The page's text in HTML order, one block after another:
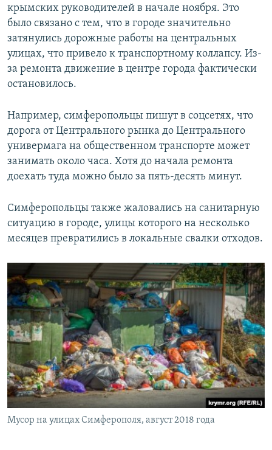
крымских руководителей в начале ноября. Это
было связано с тем, что в городе значительно
затянулись дорожные работы на центральных
улицах, что привело к транспортному коллапсу. Из-
за ремонта движение в центре города фактически
остановилось.
Например, симферопольцы пишут в соцсетях, что
дорога от Центрального рынка до Центрального
универмага на общественном транспорте может
занимать около часа. Хотя до начала ремонта
доехать туда можно было за пять-десять минут.
Симферопольцы также жаловались на санитарную
ситуацию в городе, улицы которого на несколько
месяцев превратились в локальные свалки отходов.
Мусор на улицах Симферополя, август 2018 года